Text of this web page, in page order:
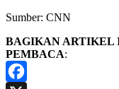
Sumber: CNN
BAGIKAN ARTIKEL
PEMBACA: